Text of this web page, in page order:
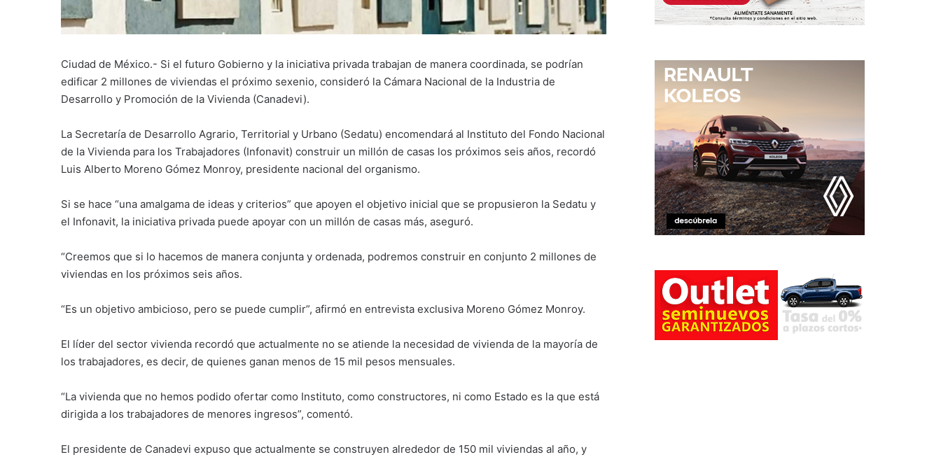
Ciudad de México.- Si el futuro Gobierno y la iniciativa privada trabajan de manera coordinada, se podrían
edificar 2 millones de viviendas el próximo sexenio, consideró la Cámara Nacional de la Industria de
Desarrollo y Promoción de la Vivienda (Canadevi).
La Secretaría de Desarrollo Agrario, Territorial y Urbano (Sedatu) encomendará al Instituto del Fondo Nacional
de la Vivienda para los Trabajadores (Infonavit) construir un millón de casas los próximos seis años, recordó
Luis Alberto Moreno Gómez Monroy, presidente nacional del organismo.
Si se hace “una amalgama de ideas y criterios” que apoyen el objetivo inicial que se propusieron la Sedatu y
el Infonavit, la iniciativa privada puede apoyar con un millón de casas más, aseguró.
“Creemos que si lo hacemos de manera conjunta y ordenada, podremos construir en conjunto 2 millones de
viviendas en los próximos seis años.
“Es un objetivo ambicioso, pero se puede cumplir”, afirmó en entrevista exclusiva Moreno Gómez Monroy.
El líder del sector vivienda recordó que actualmente no se atiende la necesidad de vivienda de la mayoría de
los trabajadores, es decir, de quienes ganan menos de 15 mil pesos mensuales.
“La vivienda que no hemos podido ofertar como Instituto, como constructores, ni como Estado es la que está
dirigida a los trabajadores de menores ingresos”, comentó.
El presidente de Canadevi expuso que actualmente se construyen alrededor de 150 mil viviendas al año, y